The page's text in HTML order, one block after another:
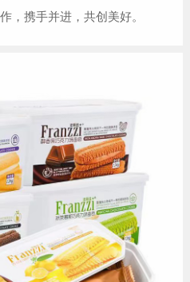
，携手并进，共创美好。